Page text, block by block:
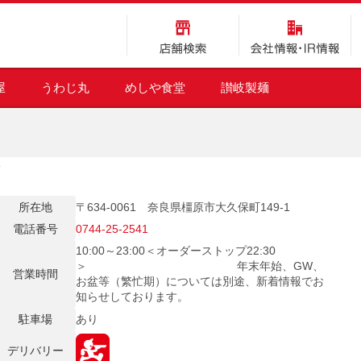
店舗検索 会社情報・IR情報
うわじ丸 めしや食堂 讃岐製麺
所在地
〒634-0061 奈良県橿原市大久保町149-1
電話番号
0744-25-2541
営業時間
10:00～23:00＜オーダーストップ22:30
＞ 年末年始、GW、
お盆等（繁忙期）については別途、新着情報でお
知らせしております。
駐車場
あり
デリバリー